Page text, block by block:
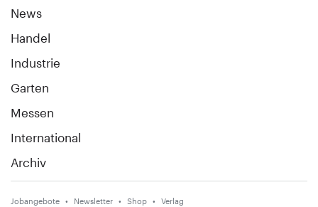
News
Handel
Industrie
Garten
Messen
International
Archiv
Jobangebote Newsletter Shop Verlag